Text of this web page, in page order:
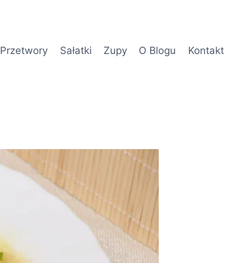
Przetwory Sałatki Zupy O Blogu Kontakt